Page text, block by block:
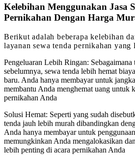
Kelebihan Menggunakan Jasa
Pernikahan Dengan Harga
Berikut adalah beberapa kelebihan
layanan sewa tenda pernikahan yang
Pengeluaran Lebih Ringan: Sebagaimana
sebelumnya, sewa tenda lebih hemat
baru. Anda hanya membayar untuk
membantu Anda menghemat uang untuk
pernikahan Anda
Solusi Hemat: Seperti yang sudah
tenda jauh lebih murah dibandingkan
Anda hanya membayar untuk
memungkinkan Anda mengalokasikan
lebih penting di acara pernikahan Anda